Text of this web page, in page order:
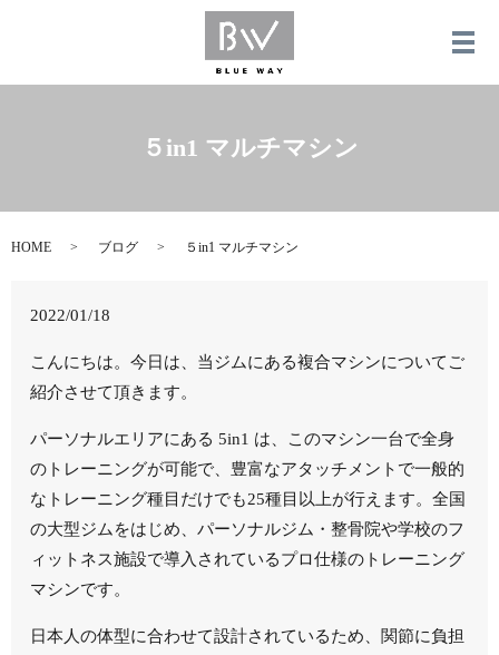
メ
５in1 マルチマシン
HOME ブログ ５in1 マルチマシン
2022/01/18
こんにちは。今日は、当ジムにある複合マシンについてご
紹介させて頂きます。
パーソナルエリアにある 5in1 は、このマシン一台で全身
のトレーニングが可能で、豊富なアタッチメントで一般的
なトレーニング種目だけでも25種目以上が行えます。全国
の大型ジムをはじめ、パーソナルジム・整骨院や学校のフ
ィットネス施設で導入されているプロ仕様のトレーニング
マシンです。
日本人の体型に合わせて設計されているため、関節に負担